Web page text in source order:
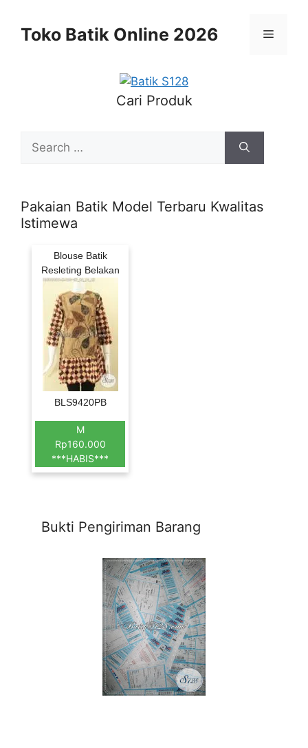
contentToko Batik Online 2026 Menu
Cari Produk
for:
Pakaian Batik Model Terbaru Kwalitas
Istimewa
Blouse Batik
Resleting Belakan
BLS9420PB
M
Rp160.000
***HABIS***
Bukti Pengiriman Barang